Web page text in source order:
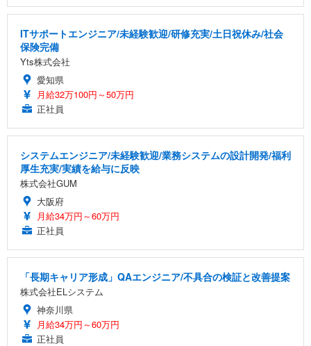
ITサポートエンジニア/未経験歓迎/研修充実/土日祝休み/社会
保険完備
Yts株式会社
愛知県
月給32万100円～50万円
正社員
システムエンジニア/未経験歓迎/業務システムの設計開発/福利
厚生充実/実績を給与に反映
株式会社GUM
大阪府
月給34万円～60万円
正社員
「長期キャリア形成」QAエンジニア/不具合の検証と改善提案
株式会社ELシステム
神奈川県
月給34万円～60万円
正社員